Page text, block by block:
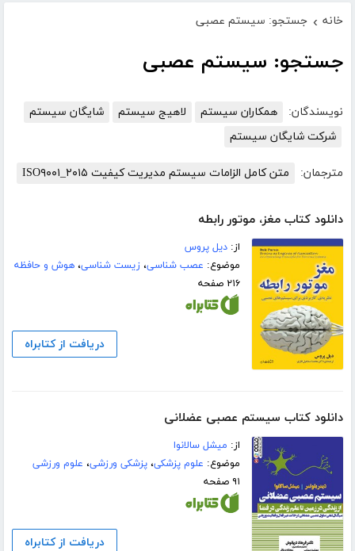
خانه › جستجو: سیستم عصبی
جستجو: سیستم عصبی
نویسندگان: همکاران سیستم لاهیج سیستم
شایگان سیستم
شرکت شایگان سیستم
مترجمان: متن کامل الزامات سیستم مدیریت کیفیت ISO۹۰۰۱_۲۰۱۵
دانلود کتاب مغز، موتور رابطه
از:دیل پروس
موضوع: عصب شناسی،زیست شناسی،هوش و حافظه
۲۱۶ صفحه
دریافت از کتابراه
دانلود کتاب سیستم عصبی عضلانی
از: میشل سالانوا
موضوع: علوم پزشکی،پزشکی ورزشی، علوم ورزشی
۹۱ صفحه
دریافت از کتابراه